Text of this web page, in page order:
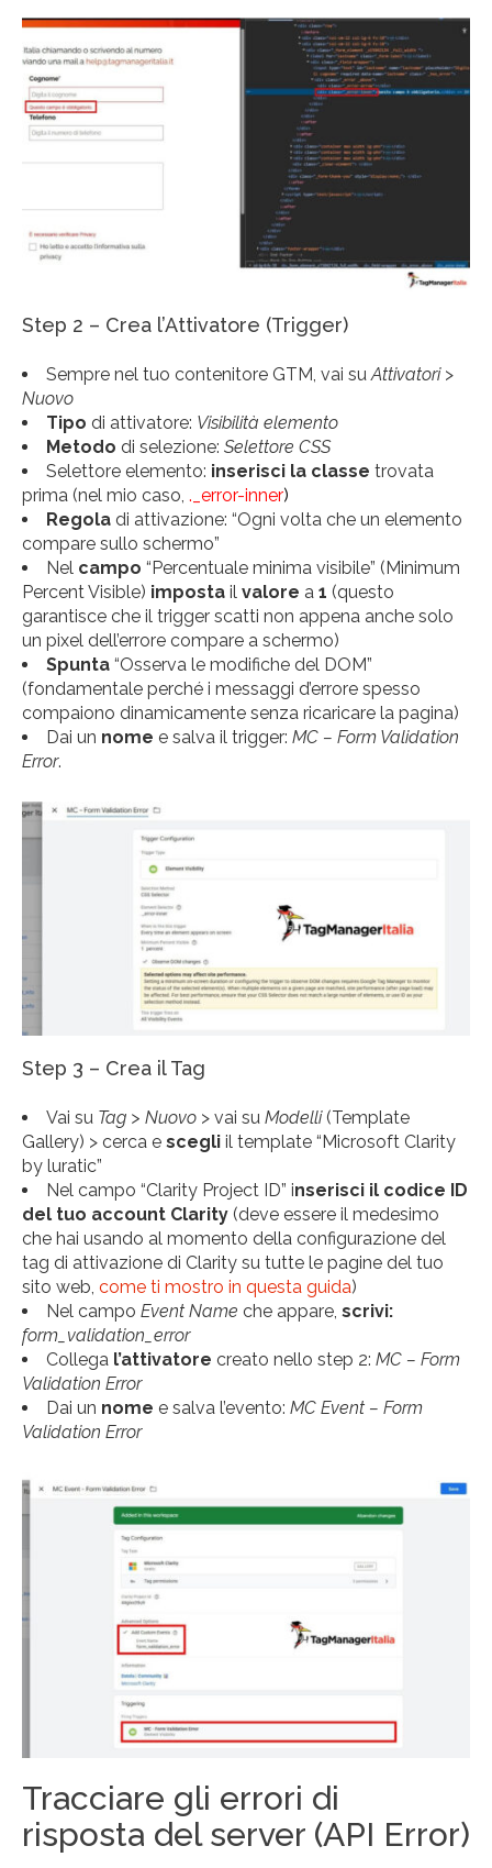
Step 2 – Crea l’Attivatore (Trigger)
Sempre nel tuo contenitore GTM, vai suAttivatori>
Nuovo
Tipo di attivatore: Visibilità elemento
Metodo di selezione: Selettore CSS
Selettore elemento: inserisci la classe trovata
prima (nel mio caso, ._error-inner)
Regola di attivazione: “Ogni volta che un elemento
compare sullo schermo”
Nel campo “Percentuale minima visibile” (Minimum
Percent Visible) imposta il valore a 1 (questo
garantisce che il trigger scatti non appena anche solo
un pixel dell’errore compare a schermo)
Spunta “Osserva le modifiche del DOM”
(fondamentale perché i messaggi d’errore spesso
compaiono dinamicamente senza ricaricare la pagina)
Dai un nome e salva il trigger: MC – Form Validation
Error.
Step 3 – Crea il Tag
Vai su Tag > Nuovo > vai su Modelli(Template
Gallery) > cerca e scegli il template “Microsoft Clarity
by luratic”
Nel campo “Clarity Project ID” inserisci il codice ID
del tuo account Clarity (deve essere il medesimo
che hai usando al momento della configurazione del
tag di attivazione di Clarity su tutte le pagine del tuo
sito web, come ti mostro in questa guida)
Nel campo Event Name che appare, scrivi:
form_validation_error
Collega l’attivatore creato nello step 2: MC – Form
Validation Error
Dai un nome e salva l’evento: MC Event – Form
Validation Error
Tracciare gli errori di
risposta del server (API Error)